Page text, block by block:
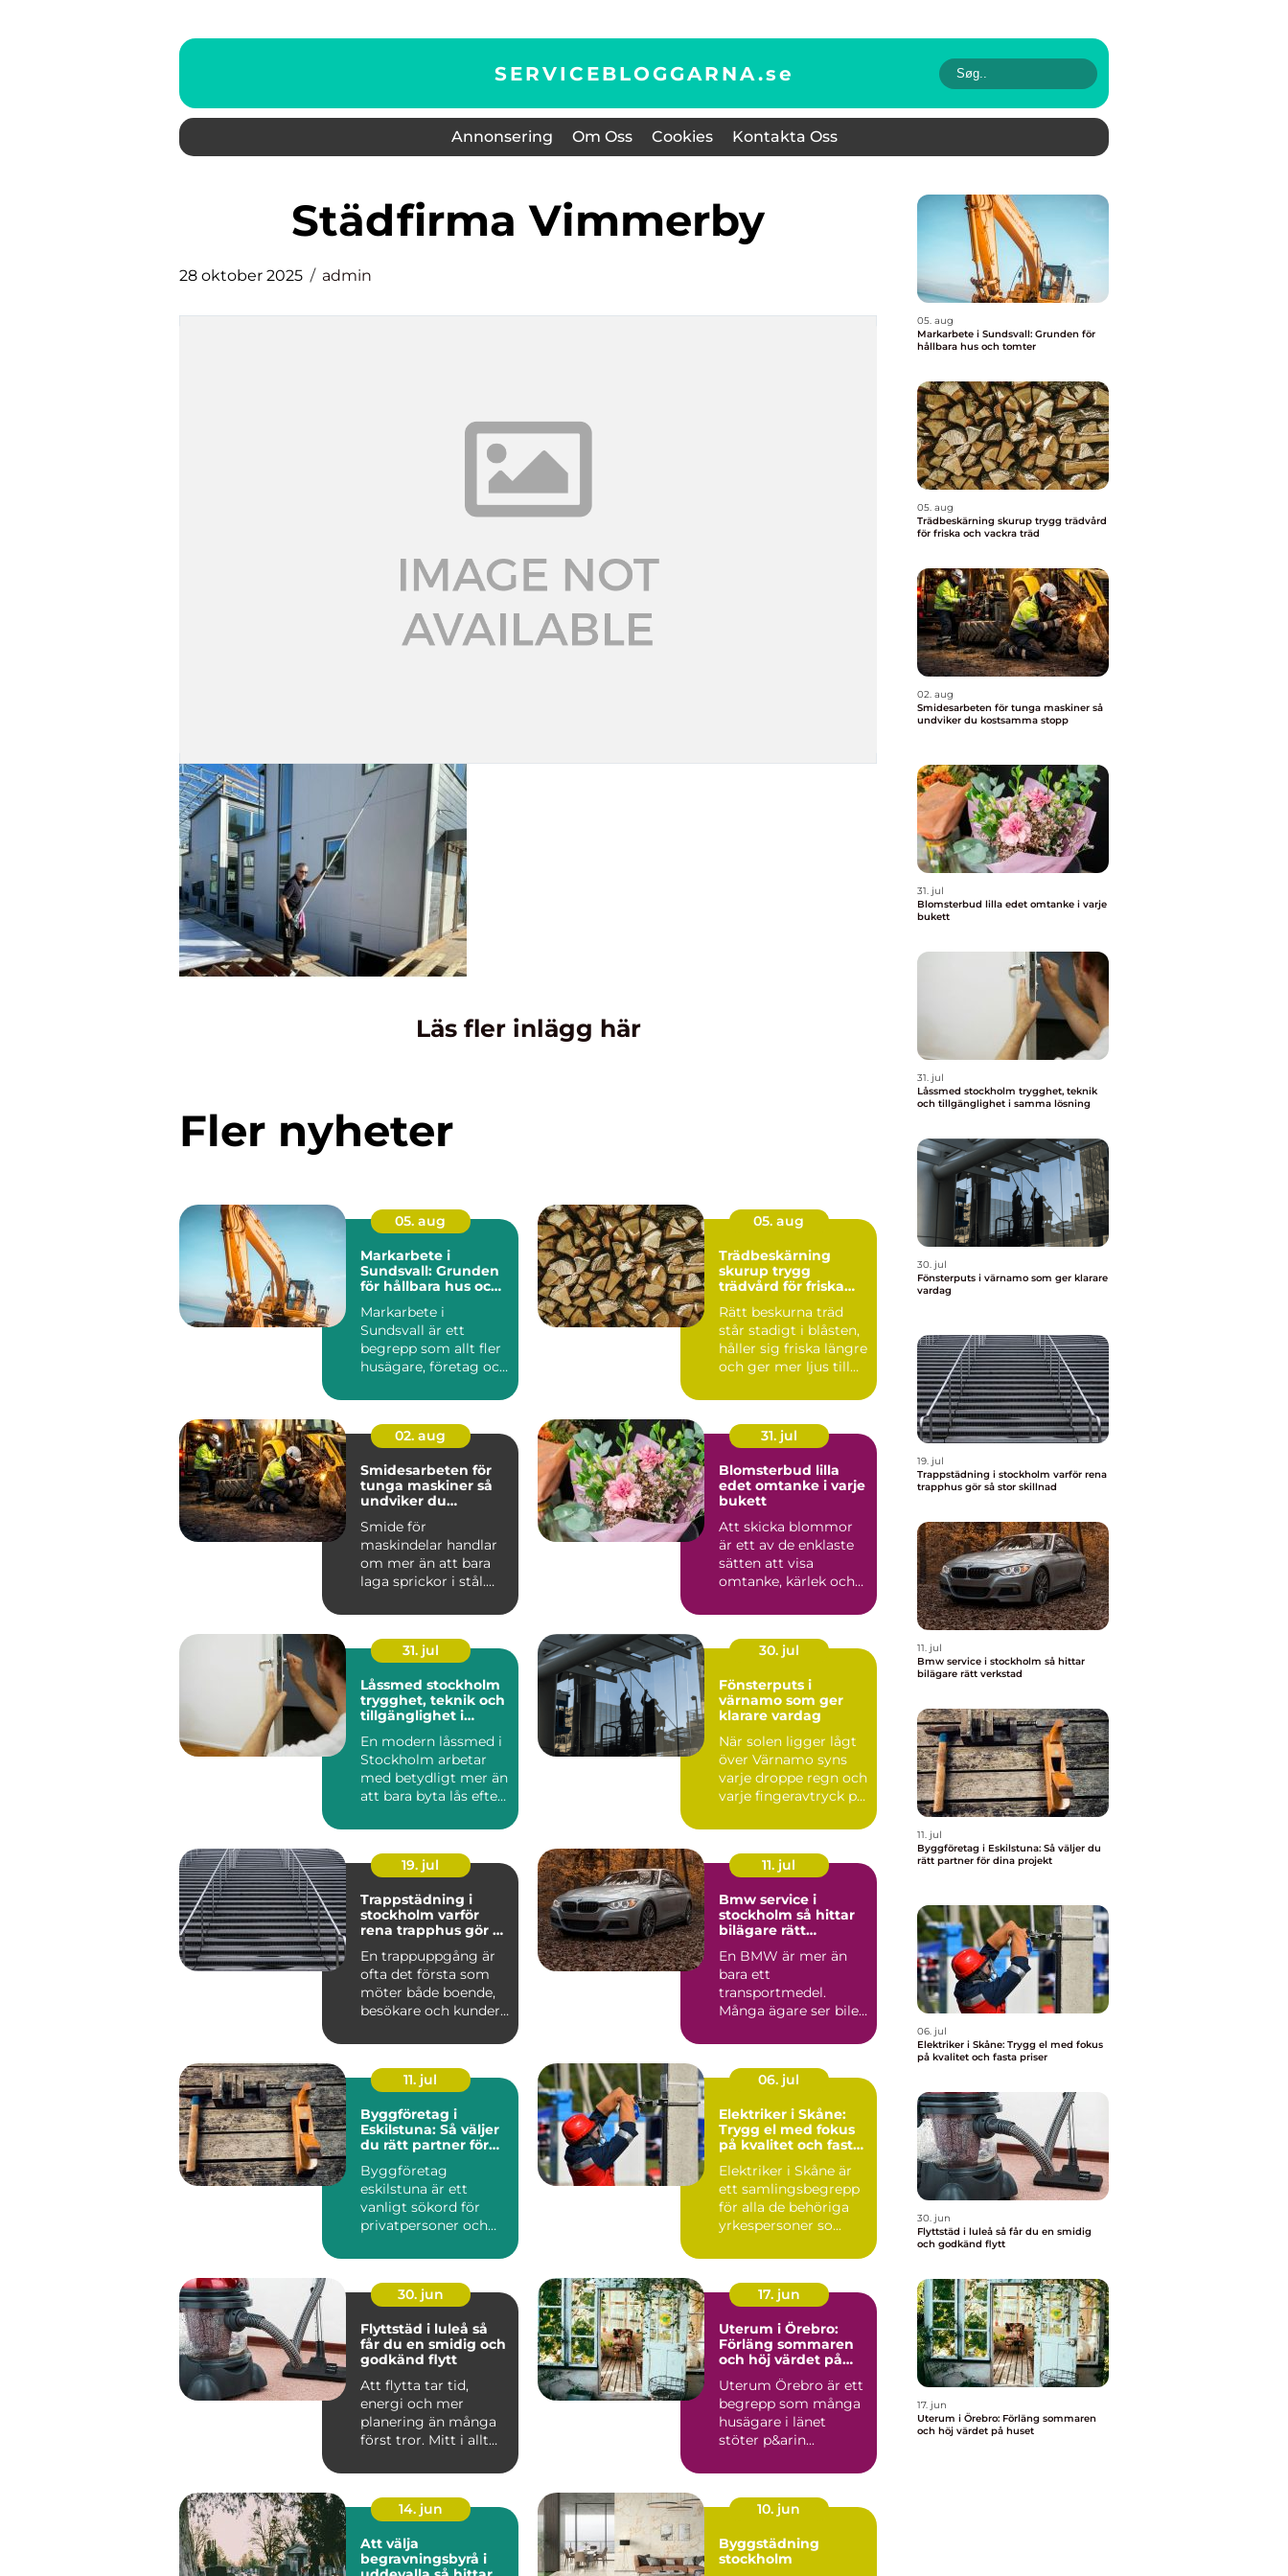
SERVICEBLOGGARNA.se
Annonsering Om Oss Cookies Kontakta Oss
städfirma Vimmerby
28 oktober 2025 admin
Läs fler inlägg här
Fler nyheter
05. aug
Markarbete i
Sundsvall: Grunden
för hållbara hus och
Markarbete i
Sundsvall är ett
begrepp som allt fler
husägare, företag och
05. aug
Trädbeskärning
skurup trygg
trädvård för friska
Rätt beskurna träd
står stadigt i blåsten,
håller sig friska längre
och ger mer ljus till
02. aug
Smidesarbeten för
tunga maskiner så
undviker du
Smide för
maskindelar handlar
om mer än att bara
laga sprickor i stål.
bygg, entrep...
31. jul
Blomsterbud lilla
edet omtanke i varje
bukett
Att skicka blommor
är ett av de enklaste
sätten att visa
omtanke, kärlek och
kan ...
31. jul
Låssmed stockholm
trygghet, teknik och
tillgänglighet i
En modern låssmed i
Stockholm arbetar
med betydligt mer än
att bara byta lås efter
30. jul
Fönsterputs i
värnamo som ger
klarare vardag
När solen ligger lågt
över Värnamo syns
varje droppe regn och
varje fingeravtryck på
19. jul
Trappstädning i
stockholm varför
rena trapphus gör så
En trappuppgång är
ofta det första som
möter både boende,
besökare och kunder.
dammig...
11. jul
Bmw service i
stockholm så hittar
bilägare rätt
En BMW är mer än
bara ett
transportmedel.
Många ägare ser bilen
av teknik, komfor...
11. jul
Byggföretag i
Eskilstuna: Så väljer
du rätt partner för
Byggföretag
eskilstuna är ett
vanligt sökord för
privatpersoner och
06. jul
Elektriker i Skåne:
Trygg el med fokus
på kvalitet och fasta
Elektriker i Skåne är
ett samlingsbegrepp
för alla de behöriga
yrkespersoner so...
30. jun
Flyttstäd i luleå så
får du en smidig och
godkänd flytt
Att flytta tar tid,
energi och mer
planering än många
först tror. Mitt i allt
som...
17. jun
Uterum i Örebro:
Förläng sommaren
och höj värdet på
Uterum Örebro är ett
begrepp som många
husägare i länet
stöter p&arin...
14. jun
Att välja
begravningsbyrå i
10. jun
Byggstädning
stockholm
05. aug
Markarbete i Sundsvall: Grunden för
hållbara hus och tomter
05. aug
Trädbeskärning skurup trygg trädvård
för friska och vackra träd
02. aug
Smidesarbeten för tunga maskiner så
undviker du kostsamma stopp
31. jul
Blomsterbud lilla edet omtanke i varje
bukett
31. jul
Låssmed stockholm trygghet, teknik
och tillgänglighet i samma lösning
30. jul
Fönsterputs i värnamo som ger klarare
vardag
19. jul
Trappstädning i stockholm varför rena
trapphus gör så stor skillnad
11. jul
Bmw service i stockholm så hittar
bilägare rätt verkstad
11. jul
Byggföretag i Eskilstuna: Så väljer du
rätt partner för dina projekt
06. jul
Elektriker i Skåne: Trygg el med fokus
på kvalitet och fasta priser
30. jun
Flyttstäd i luleå så får du en smidig
och godkänd flytt
17. jun
Uterum i Örebro: Förläng sommaren
och höj värdet på huset